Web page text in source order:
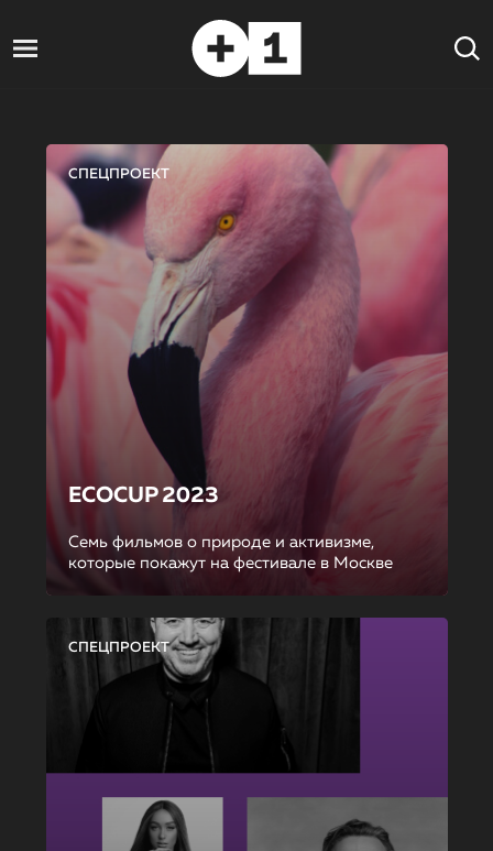
СПЕЦПРОЕКТ
ECOCUP 2023
Семь фильмов о природе и активизме,
которые покажут на фестивале в Москве
СПЕЦПРОЕКТ